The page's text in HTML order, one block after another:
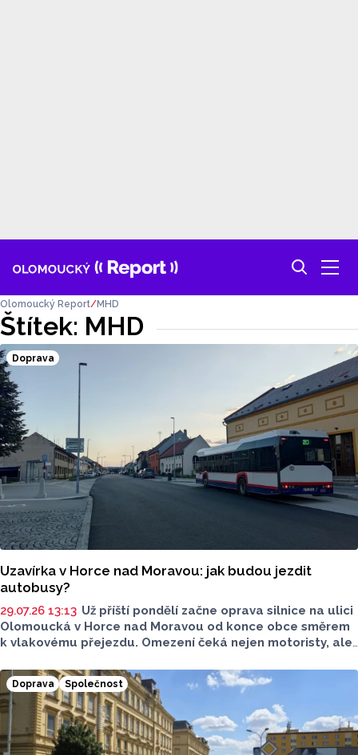
Štítek: MHD
Olomoucký Report MHD
Doprava
Uzavírka v Horce nad Moravou: jak budou jezdit
autobusy?
29.07.26 13:13 Už příští pondělí začne oprava silnice na ulici
Olomoucká v Horce nad Moravou od konce obce směrem
k vlakovému přejezdu. Omezení čeká nejen motoristy, ale
(DPMO) informoval o změnách v autobusových linkách.
Doprava Společnost